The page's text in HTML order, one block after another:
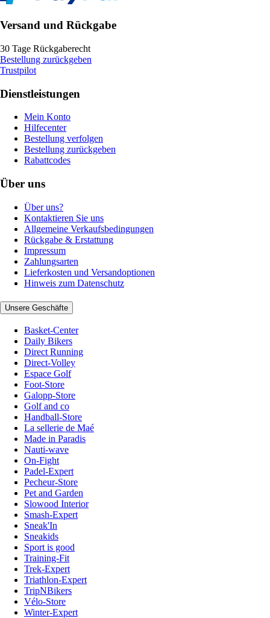
Versand und Rückgabe
30 Tage Rückgaberecht
Bestellung zurückgeben
Trustpilot
Dienstleistungen
Mein Konto
Hilfecenter
Bestellung verfolgen
Bestellung zurückgeben
Rabattcodes
Über uns
Über uns?
Kontaktieren Sie uns
Allgemeine Verkaufsbedingungen
Rückgabe & Erstattung
Impressum
Zahlungsarten
Lieferkosten und Versandoptionen
Hinweis zum Datenschutz
Unsere Geschäfte
Basket-Center
Daily Bikers
Direct Running
Direct-Volley
Espace Golf
Foot-Store
Galopp-Store
Golf and co
Handball-Store
La sellerie de Maé
Made in Paradis
Nauti-wave
On-Fight
Padel-Expert
Pecheur-Store
Pet and Garden
Slowood Interior
Smash-Expert
Sneak'In
Sneakids
Sport is good
Training-Fit
Trek-Expert
Triathlon-Expert
TripNBikers
Vélo-Store
Winter-Expert